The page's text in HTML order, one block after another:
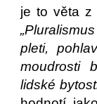
je to věta z
pleti,
moudrosti
lidské